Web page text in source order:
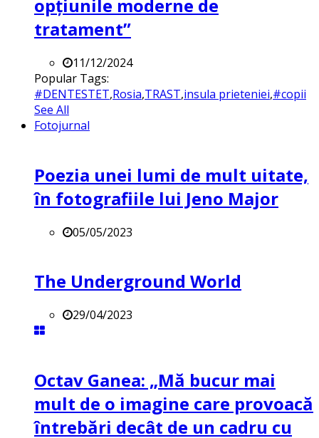
opțiunile moderne de
tratament”
11/12/2024
Popular Tags:
#DENTESTET,Rosia,TRAST,insula prieteniei,#copii
See All
Fotojurnal
Poezia unei lumi de mult uitate,
în fotografiile lui Jeno Major
05/05/2023
The Underground World
29/04/2023
Octav Ganea: „Mă bucur mai
mult de o imagine care provoacă
întrebări decât de un cadru cu